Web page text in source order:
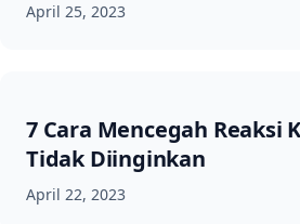
April 25, 2023
7 Cara Mencegah Reaksi
Tidak Diinginkan
April 22, 2023